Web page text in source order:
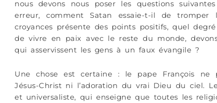
nous devons nous poser les questions
erreur, comment Satan essaie-t-il de
croyances présente des points positifs, quel
de vivre en paix avec le reste du monde,
qui asservissent les gens à un faux évangile ?
Une chose est certaine : le pape François ne
Jésus-Christ ni l’adoration du vrai Dieu du ciel.
et universaliste, qui enseigne que toutes les